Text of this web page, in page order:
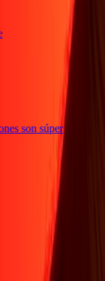
son súper
Blog